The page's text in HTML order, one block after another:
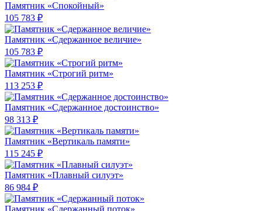
Памятник «Спокойный»
105 783 ₽
Памятник «Сдержанное величие»
105 783 ₽
Памятник «Строгий ритм»
113 253 ₽
Памятник «Сдержанное достоинство»
98 313 ₽
Памятник «Вертикаль памяти»
115 245 ₽
Памятник «Плавный силуэт»
86 984 ₽